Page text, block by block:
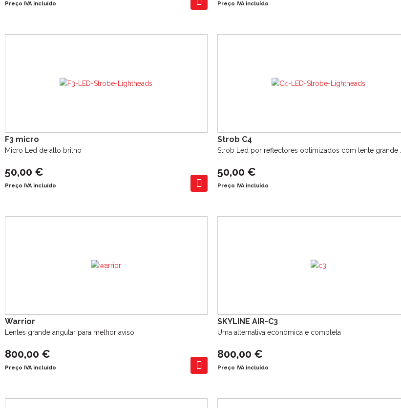
Preço IVA incluído Preço IVA incluído
F3 micro
Micro Led de alto brilho
50,00 €
Preço IVA incluído
Strob C4
Strob Led por reflectores optimizados com lente grande ...
50,00 €
Preço IVA incluído
Warrior
Lentes grande angular para melhor aviso
800,00 €
Preço IVA incluído
SKYLINE AIR-C3
Uma alternativa económica e completa
800,00 €
Preço IVA incluído